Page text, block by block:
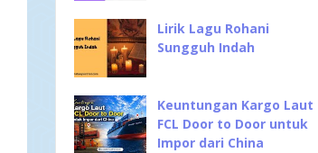
Lirik Lagu Rohani
Sungguh Indah
Keuntungan Kargo Laut
FCL Door to Door untuk
Impor dari China